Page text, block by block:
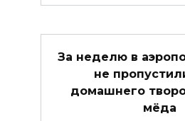
За неделю в
не
домашнего
мёда